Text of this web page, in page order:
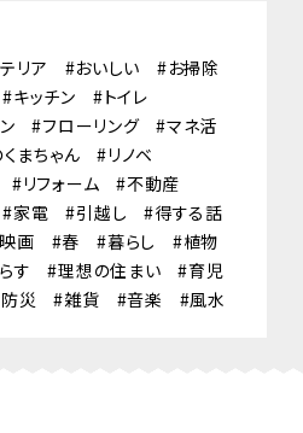
リア おいしい
お掃除
キッチン
トイレ
フローリング
マネ活
くまちゃん
リノベ
リフォーム
不動産
家電 引越し
得する話
映画 春 暮らし
植物
す 理想の住まい
育児
防災 雑貨 音楽 風水